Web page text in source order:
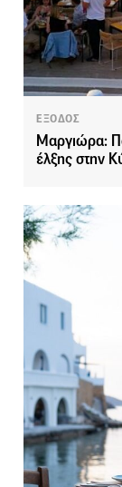
ΕΞΟΔΟΣ
Μαργιώρα:
έλξης στην